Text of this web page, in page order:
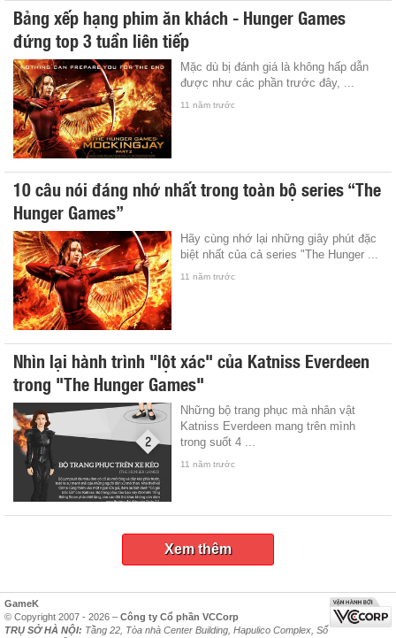
Bảng xếp hạng phim ăn khách - Hunger Games
đứng top 3 tuần liên tiếp
Mặc dù bị đánh giá là không hấp dẫn
được như các phần trước đây, ...
11 năm trước
10 câu nói đáng nhớ nhất trong toàn bộ series “The
Hunger Games”
Hãy cùng nhớ lại những giây phút đặc
biệt nhất của cả series "The Hunger ...
11 năm trước
Nhìn lại hành trình "lột xác" của Katniss Everdeen
trong "The Hunger Games"
Những bộ trang phục mà nhân vật
Katniss Everdeen mang trên mình
trong suốt 4 ...
11 năm trước
Xem thêm
GameK
© Copyright 2007 - 2026 – Công ty Cổ phần VCCorp
TRỤ SỞ HÀ NỘI: Tầng 22, Tòa nhà Center Building, Hapulico Complex, Số